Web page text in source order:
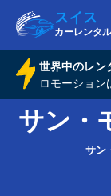
スイス
カーレンタ
世界中のレン
ロモーション
サン・
サン